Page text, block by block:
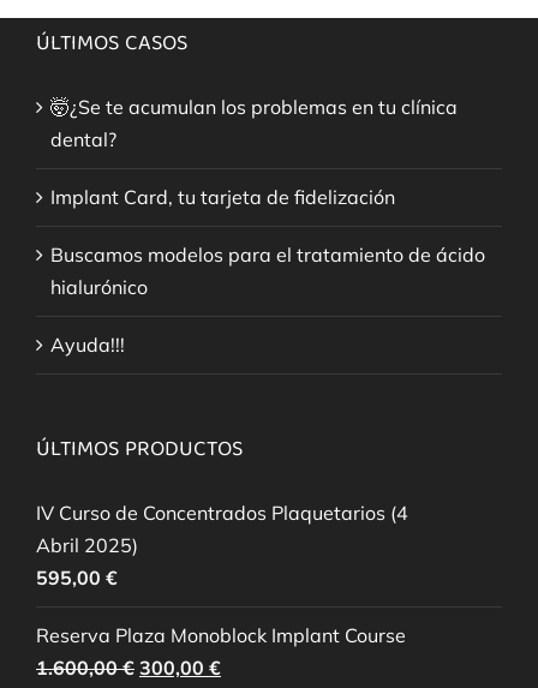
ÚLTIMOS CASOS
🤯¿Se te acumulan los problemas en tu clínica
dental?
Implant Card, tu tarjeta de fidelización
Buscamos modelos para el tratamiento de ácido
hialurónico
Ayuda!!!
ÚLTIMOS PRODUCTOS
IV Curso de Concentrados Plaquetarios (4
Abril 2025)
595,00 €
Reserva Plaza Monoblock Implant Course
1.600,00€ El
300,00 €